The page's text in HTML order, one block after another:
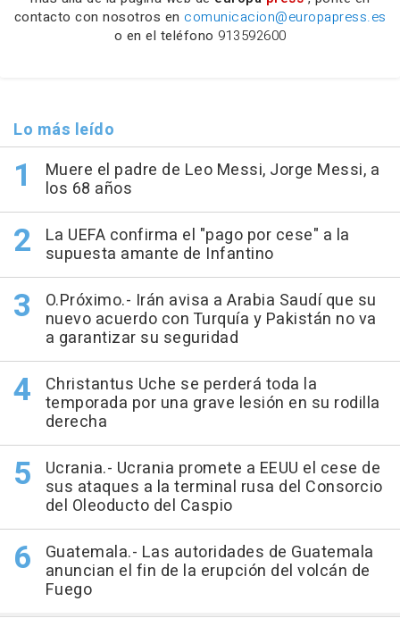
contacto con nosotros en comunicacion@europapress.es
o en el teléfono 913592600
Lo más leído
Muere el padre de Leo Messi, Jorge Messi, a
los 68 años
La UEFA confirma el "pago por cese" a la
supuesta amante de Infantino
O.Próximo.- Irán avisa a Arabia Saudí que su
nuevo acuerdo con Turquía y Pakistán no va
a garantizar su seguridad
Christantus Uche se perderá toda la
temporada por una grave lesión en su rodilla
derecha
Ucrania.- Ucrania promete a EEUU el cese de
sus ataques a la terminal rusa del Consorcio
del Oleoducto del Caspio
Guatemala.- Las autoridades de Guatemala
anuncian el fin de la erupción del volcán de
Fuego